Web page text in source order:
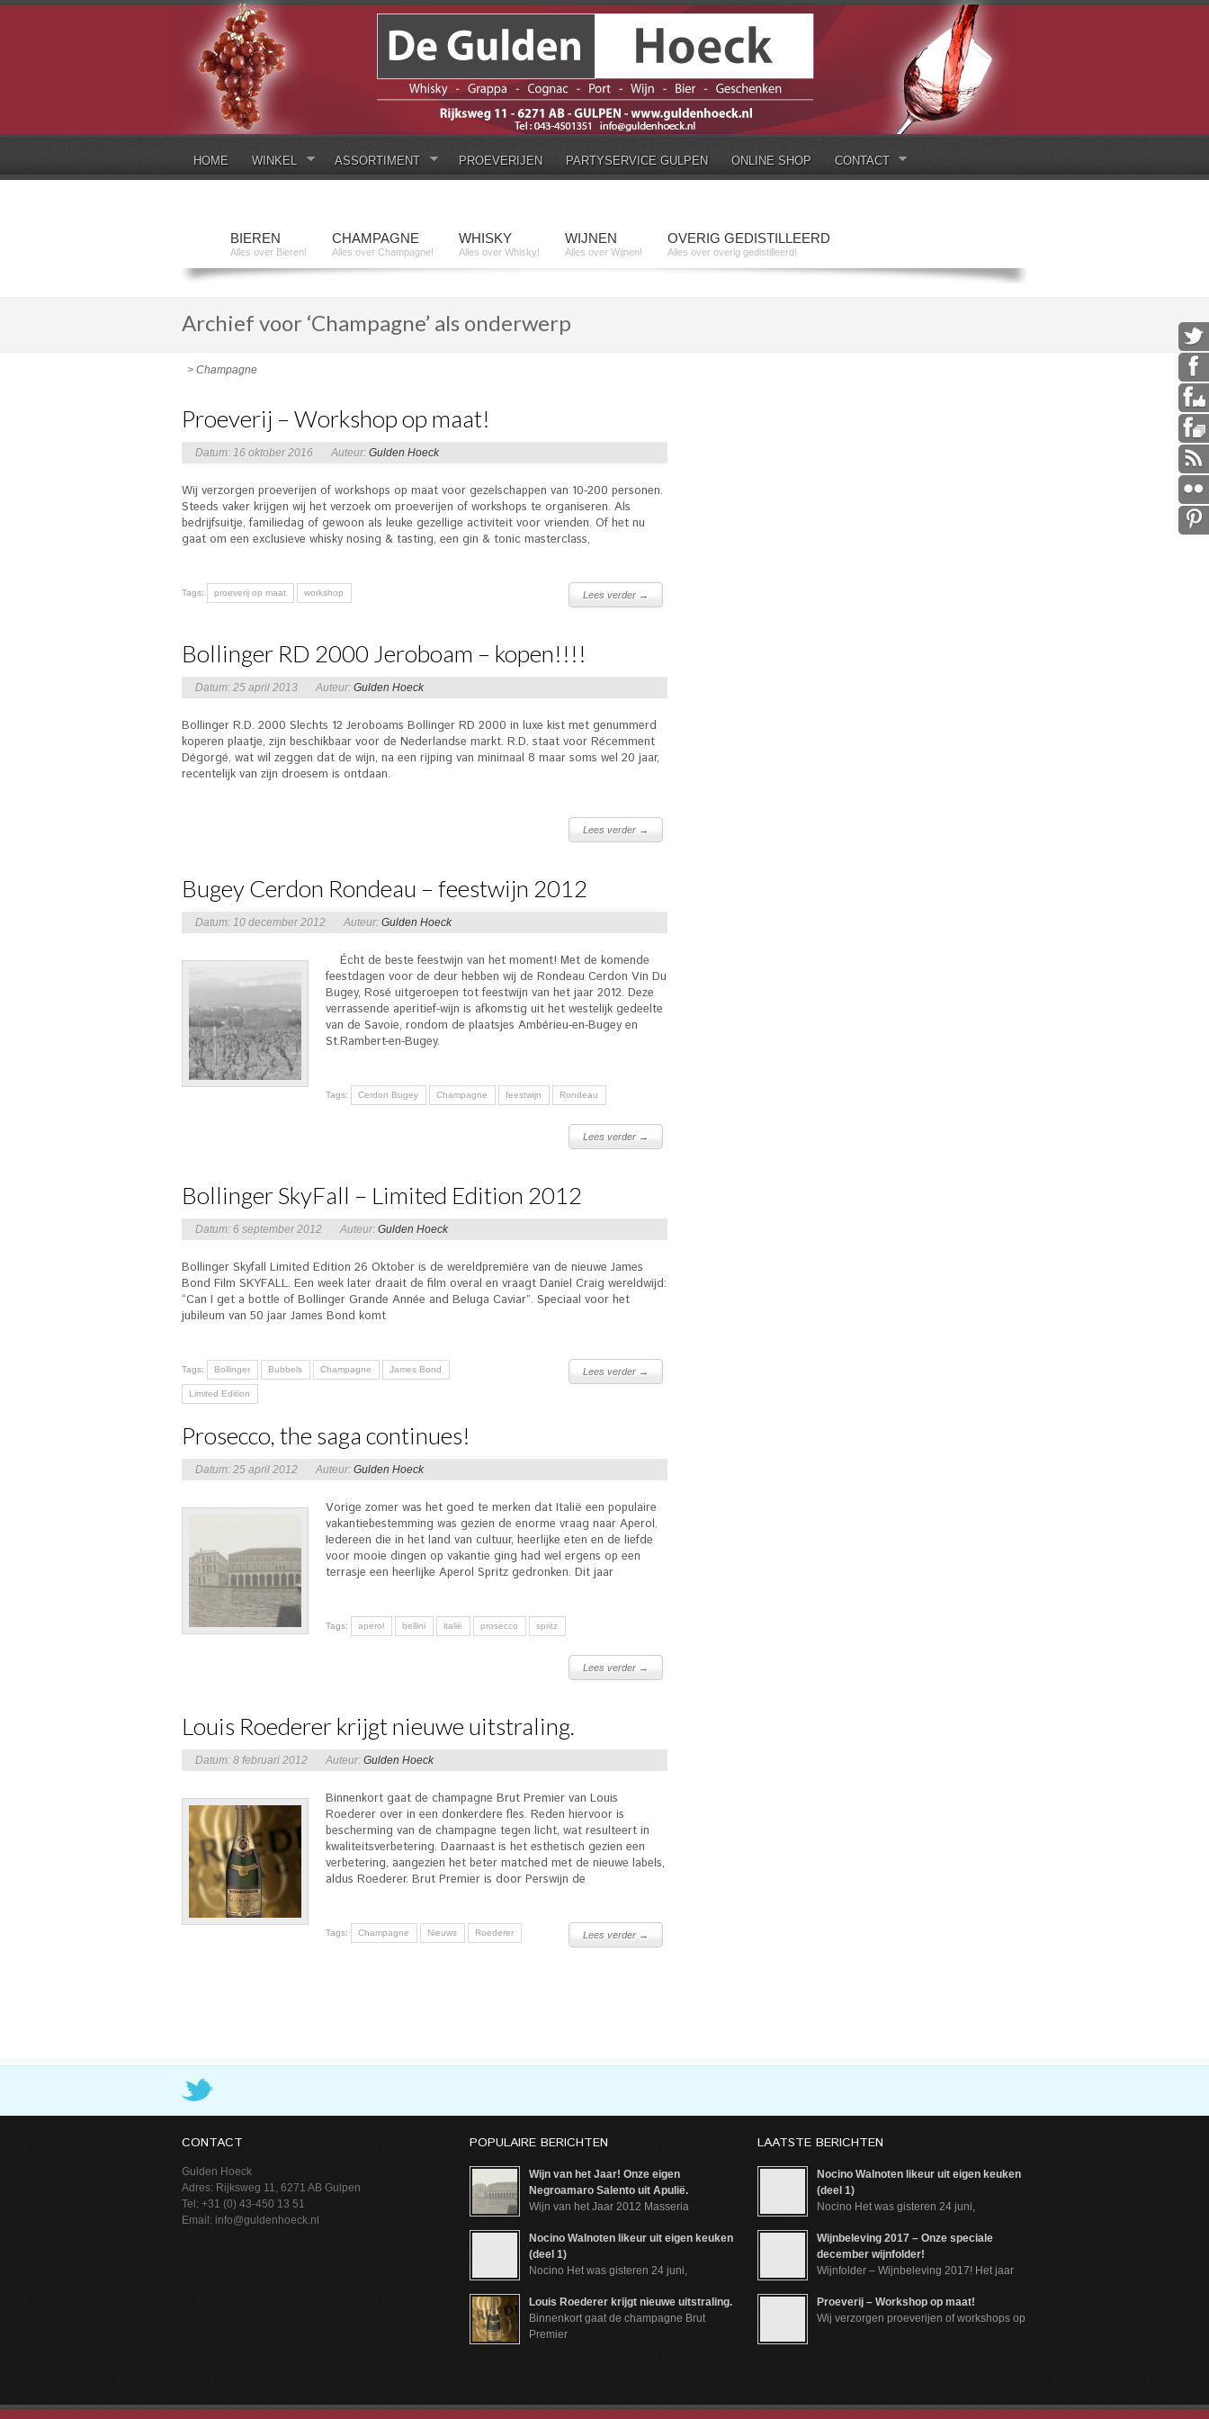
HOME WINKEL ASSORTIMENT PROEVERIJEN PARTYSERVICE GULPEN ONLINE SHOP CONTACT
BIEREN
Alles over Bieren!
CHAMPAGNE
Alles over Champagne!
WHISKY
Alles over Whisky!
WIJNEN
Alles over Wijnen!
OVERIG GEDISTILLEERD
Alles over overig gedistilleerd!
Archief voor ‘Champagne’ als onderwerp
> Champagne
Proeverij – Workshop op maat!
Datum: 16 oktober 2016 Auteur: Gulden Hoeck
Wij verzorgen proeverijen of workshops op maat voor gezelschappen van 10-200 personen.
Steeds vaker krijgen wij het verzoek om proeverijen of workshops te organiseren. Als
bedrijfsuitje, familiedag of gewoon als leuke gezellige activiteit voor vrienden. Of het nu
gaat om een exclusieve whisky nosing & tasting, een gin & tonic masterclass,
Lees verder →
Tags: proeverij op maat workshop
Bollinger RD 2000 Jeroboam – kopen!!!!
Datum: 25 april 2013 Auteur: Gulden Hoeck
Bollinger R.D. 2000 Slechts 12 Jeroboams Bollinger RD 2000 in luxe kist met genummerd
koperen plaatje, zijn beschikbaar voor de Nederlandse markt. R.D. staat voor Récemment
Dégorgé, wat wil zeggen dat de wijn, na een rijping van minimaal 8 maar soms wel 20 jaar,
recentelijk van zijn droesem is ontdaan.
Lees verder →
Bugey Cerdon Rondeau – feestwijn 2012
Datum: 10 december 2012 Auteur: Gulden Hoeck
Écht de beste feestwijn van het moment! Met de komende
feestdagen voor de deur hebben wij de Rondeau Cerdon Vin Du
Bugey, Rosé uitgeroepen tot feestwijn van het jaar 2012. Deze
verrassende aperitief-wijn is afkomstig uit het westelijk gedeelte
van de Savoie, rondom de plaatsjes Ambérieu-en-Bugey en
St.Rambert-en-Bugey.
Tags: Cerdon Bugey Champagne feestwijn Rondeau
Lees verder →
Bollinger SkyFall – Limited Edition 2012
Datum: 6 september 2012 Auteur: Gulden Hoeck
Bollinger Skyfall Limited Edition 26 Oktober is de wereldpremière van de nieuwe James
Bond Film SKYFALL. Een week later draait de film overal en vraagt Daniel Craig wereldwijd:
“Can I get a bottle of Bollinger Grande Année and Beluga Caviar”. Speciaal voor het
jubileum van 50 jaar James Bond komt
Lees verder →
Tags: Bollinger Bubbels Champagne James Bond
Limited Edition
Prosecco, the saga continues!
Datum: 25 april 2012 Auteur: Gulden Hoeck
Vorige zomer was het goed te merken dat Italië een populaire
vakantiebestemming was gezien de enorme vraag naar Aperol.
Iedereen die in het land van cultuur, heerlijke eten en de liefde
voor mooie dingen op vakantie ging had wel ergens op een
terrasje een heerlijke Aperol Spritz gedronken. Dit jaar
Tags: aperol bellini italië prosecco spritz
Lees verder →
Louis Roederer krijgt nieuwe uitstraling.
Datum: 8 februari 2012 Auteur: Gulden Hoeck
Binnenkort gaat de champagne Brut Premier van Louis
Roederer over in een donkerdere fles. Reden hiervoor is
bescherming van de champagne tegen licht, wat resulteert in
kwaliteitsverbetering. Daarnaast is het esthetisch gezien een
verbetering, aangezien het beter matched met de nieuwe labels,
aldus Roederer. Brut Premier is door Perswijn de
Tags: Champagne Nieuws Roederer Lees verder →
CONTACT
Gulden Hoeck
Adres: Rijksweg 11, 6271 AB Gulpen
Tel: +31 (0) 43-450 13 51
Email: info@guldenhoeck.nl
POPULAIRE BERICHTEN
Wijn van het Jaar! Onze eigen
Negroamaro Salento uit Apulië.
Wijn van het Jaar 2012 Masseria
Nocino Walnoten likeur uit eigen keuken
(deel 1)
Nocino Het was gisteren 24 juni,
Louis Roederer krijgt nieuwe uitstraling.
Binnenkort gaat de champagne Brut
Premier
LAATSTE BERICHTEN
Nocino Walnoten likeur uit eigen keuken
(deel 1)
Nocino Het was gisteren 24 juni,
Wijnbeleving 2017 – Onze speciale
december wijnfolder!
Wijnfolder – Wijnbeleving 2017! Het jaar
Proeverij – Workshop op maat!
Wij verzorgen proeverijen of workshops op